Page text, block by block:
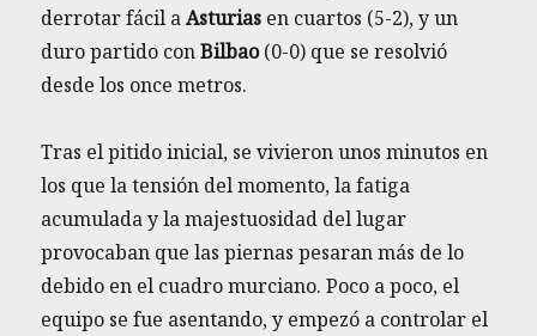
derrotar fácil aAsturias en cuartos (5-2), y un
duro partido conBilbao(0-0) que se resolvió
desde los once metros.
Tras el pitido inicial, se vivieron unos minutos en
los que la tensión del momento, la fatiga
acumulada y la majestuosidad del lugar
provocaban que las piernas pesaran más de lo
debido en el cuadro murciano. Poco a poco, el
equipo se fue asentando, y empezó a controlar el